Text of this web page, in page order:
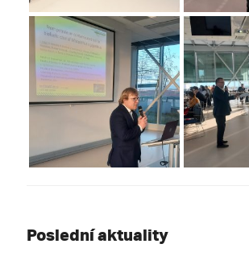
Poslední aktuality